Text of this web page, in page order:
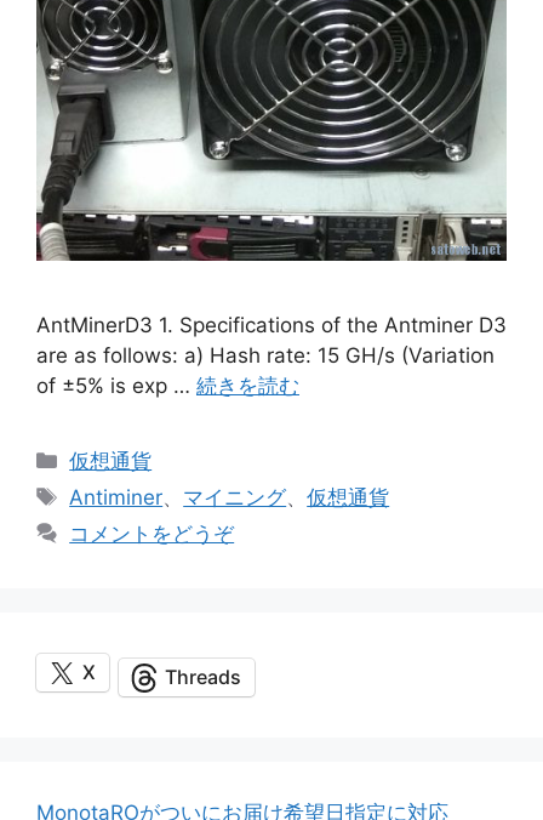
AntMinerD3 1. Specifications of the Antminer D3
are as follows: a) Hash rate: 15 GH/s (Variation
of ±5% is exp … 続きを読む
カ
テ
リ
仮想通貨
タ
Antiminer、 マイニング、仮想通貨
コメントをどうぞ
X Threads
MonotaROがついにお届け希望日指定に対応